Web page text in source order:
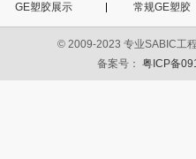
GE塑胶展示 常规GE塑胶
© 2009-2023 专业SABIC工
备案号：粤ICP备